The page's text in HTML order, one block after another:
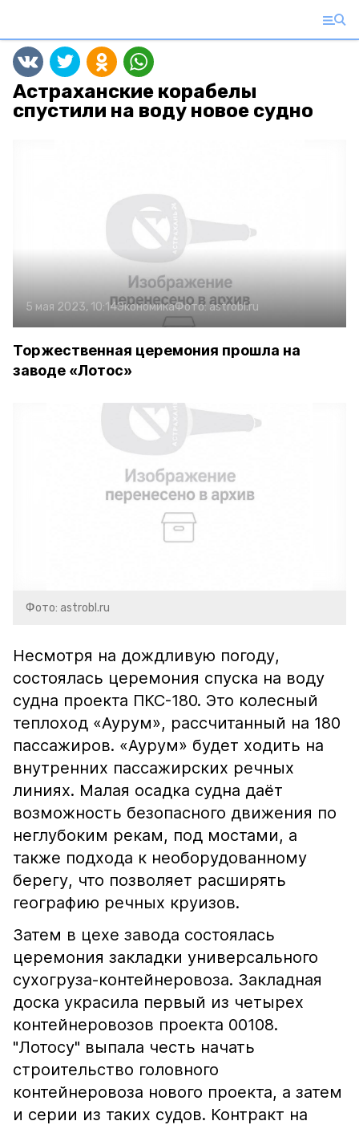
Астраханские корабелы
спустили на воду новое судно
5 мая 2023, 10:14ЭкономикаФото: astrobl.ru
Торжественная церемония прошла на
заводе «Лотос»
Фото: astrobl.ru
Несмотря на дождливую погоду,
состоялась церемония спуска на воду
судна проекта ПКС-180. Это колесный
теплоход «Аурум», рассчитанный на 180
пассажиров. «Аурум» будет ходить на
внутренних пассажирских речных
линиях. Малая осадка судна даёт
возможность безопасного движения по
неглубоким рекам, под мостами, а
также подхода к необорудованному
берегу, что позволяет расширять
географию речных круизов.
Затем в цехе завода состоялась
церемония закладки универсального
сухогруза-контейнеровоза. Закладная
доска украсила первый из четырех
контейнеровозов проекта 00108.
"Лотосу" выпала честь начать
строительство головного
контейнеровоза нового проекта, а затем
и серии из таких судов. Контракт на